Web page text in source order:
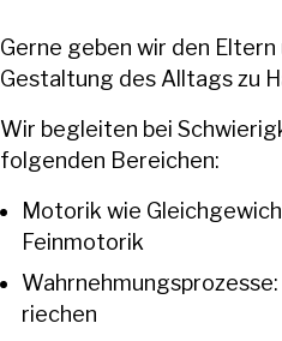
Gerne geben wir den
Gestaltung des Alltags zu
Wir begleiten bei
folgenden Bereichen:
Motorik wie
Feinmotorik
riechen